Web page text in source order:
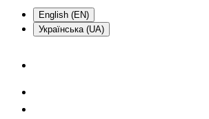
English (EN)
Українська (UA)